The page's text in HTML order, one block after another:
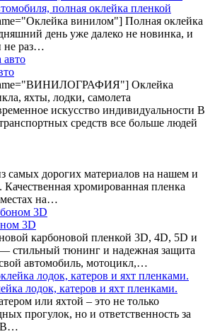
полная оклейка пленкой
винилом"] Полная оклейка
день уже далеко не новинка, и
не раз…
Оклейка
яхты, лодки, самолета
искусство индивидуальности В
средств все больше людей
самых дорогих материалов на нашем и
хромированная пленка
местах на…
3D
карбоновой пленкой 3D, 4D, 5D и
стильный тюнинг и надежная защита
автомобиль, мотоцикл,…
лодок, катеров и яхт пленками.
или яхтой – это не только
прогулок, но и ответственность за
В…